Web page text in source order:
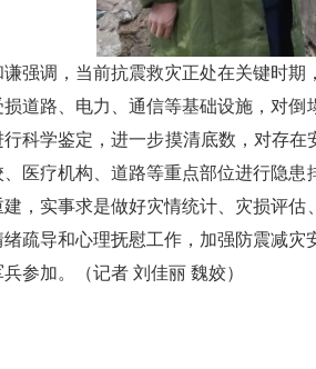
谦强调，当前抗震救灾正处在关键时
损道路、电力、通信等基础设施，对
行科学鉴定，进一步摸清底数，对存
、医疗机构、道路等重点部位进行隐
建，实事求是做好灾情统计、灾损评
绪疏导和心理抚慰工作，加强防震减
兵参加。（记者 刘佳丽 魏姣）